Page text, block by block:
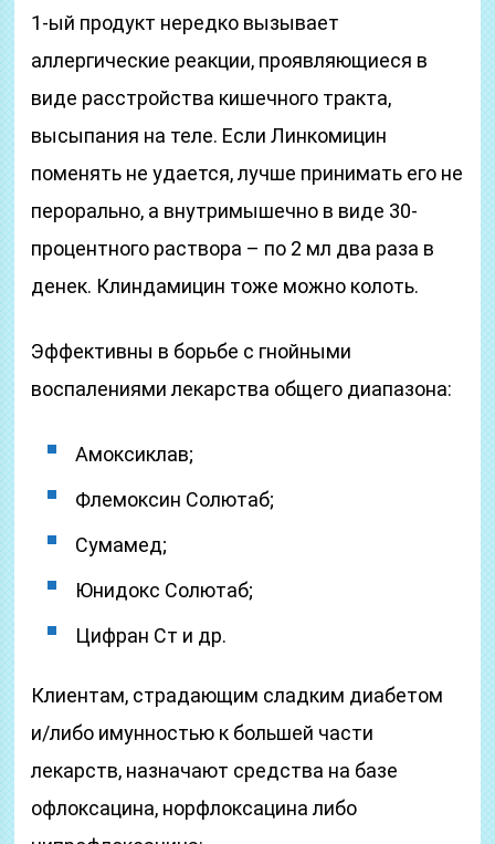
1-ый продукт нередко вызывает
аллергические реакции, проявляющиеся в
виде расстройства кишечного тракта,
высыпания на теле. Если Линкомицин
поменять не удается, лучше принимать его не
перорально, а внутримышечно в виде 30-
процентного раствора – по 2 мл два раза в
денек. Клиндамицин тоже можно колоть.
Эффективны в борьбе с гнойными
воспалениями лекарства общего диапазона:
Амоксиклав;
Флемоксин Солютаб;
Сумамед;
Юнидокс Солютаб;
Цифран Ст и др.
Клиентам, страдающим сладким диабетом
и/либо имунностью к большей части
лекарств, назначают средства на базе
офлоксацина, норфлоксацина либо